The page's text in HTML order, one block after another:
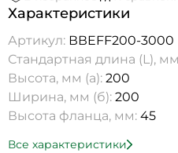
Характеристики
Артикул: ВВEFF200-3000
Стандартная длина (L),
Высота, мм (а): 200
Ширина, мм (б): 200
Высота фланца, мм: 45
Все характеристики